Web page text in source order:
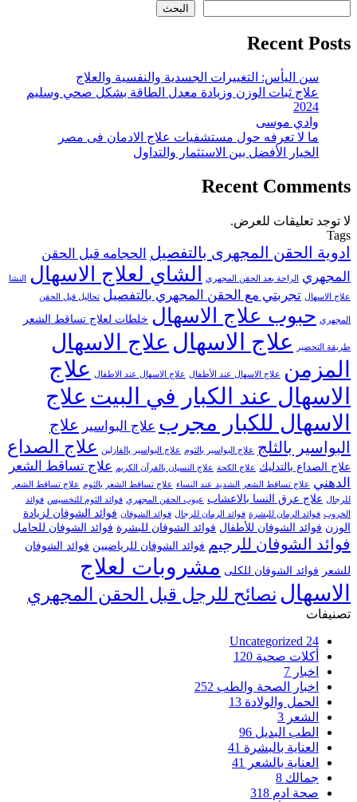
البحث
Recent Posts
سن اليأس: التغييرات الجسدية والنفسية والعلاج
علاج ثبات الوزن وزيادة معدل الطاقة بشكل صحي وسليم
2024
وادي موسى
ما لا تعرفه حول مستشفيات علاج الادمان فى مصر
الخيار الأفضل بين الاستثمار والتداول
Recent Comments
لا توجد تعليقات للعرض.
Tags
ادوية الحقن المجهرى بالتفصيل الحجامه قبل الحقن
المجهري
الراحة بعد الحقن المجهري الشاي لعلاج الاسهال النشا
علاج الاسهال تجربتي مع الحقن المجهري بالتفصيل تحاليل قبل الحقن
المجهري حبوب علاج الاسهال خلطات لعلاج تساقط الشعر
طريقة التحضير علاج الاسهال علاج الاسهال
المزمن
علاج الاسهال عند الأطفال علاج الاسهال عند الاطفال علاج
الاسهال عند الكبار في البيت علاج
الاسهال للكبار مجرب علاج البواسير علاج
البواسير بالثلج علاج البواسير بالثوم علاج البواسير بالفازلين علاج الصداع
علاج الصداع بالتدليك علاج الكحة علاج النسيان بالقرآن الكريم علاج تساقط الشعر
الدهني علاج تساقط الشعر الشديد عند النساء علاج تساقط الشعر بالثوم علاج تساقط الشعر
للرجال علاج عرق النسا بالاعشاب عيوب الحقن المجهري فوائد الثوم للتخسيس فوائد
الخروب فوائد الرمان للبشرة فوائد الرمان للرجال فوائد الشوفان فوائد الشوفان لزيادة
الوزن فوائد الشوفان للأطفال فوائد الشوفان للبشرة فوائد الشوفان للحامل
فوائد الشوفان للرجيم فوائد الشوفان للرياضيين فوائد الشوفان
للشعر فوائد الشوفان للكلى مشروبات لعلاج
الاسهال نصائح للرجل قبل الحقن المجهري
تصنيفات
Uncategorized 24
أكلات صحية 120
اخبار 7
اخبار الصحة والطب 252
الحمل والولادة 13
الشعر 3
الطب البديل 96
العناية بالبشرة 41
العناية بالشعر
41
جمالك 8
صحة ادم 318